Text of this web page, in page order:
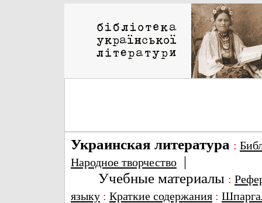
Украинская литература :
Народное творчество |
Учебные материалы :
языку : Краткие содержания :